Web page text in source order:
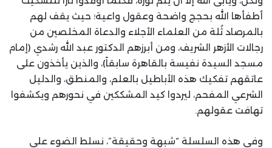
أطفأها الله بحجج واضحة وعقول واعية؛ حيث يقف لهم
بالمرصاد ثُلة من العلماء الأجلاء والدعاة المخلصين من
رجالات الأزهر الشريف، ومن أبرزهم الدكتور عبد الله رشدي (إمام
مسجد السيدة نفيسة بالقاهرة سابقاً)، والذين يأخذون على
عاتقهم تفكيك هذه الأباطيل بالعلم، والمنطق، والدليل
الشرعي المفحم، ليردوا كيد المشككين في نحورهم ويكشفوا
تهافت عقولهم.
​وفي هذه السلسلة “شبهة وحقيقة”، نسلط الضوء على